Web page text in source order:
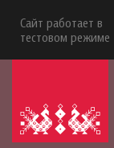
Сайт работает в
тестовом режиме